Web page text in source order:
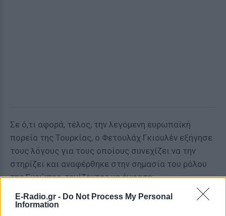
E-Radio.gr - Do Not Process My Personal
Information
Σε ό,τι αφορά, τέλος, την λεγόμενη ευρωπαϊκή
πορεία της Τουρκίας, ο Φετουλάχ Γκιουλέν εξήγησε
τους λόγους για τους οποίους συνεχίζει να την
στηρίζει και αναφέρθηκε στην σημασία του ρόλου
της Ευρώπης, τονίζοντας με έμφαση:
«Στήριξα επί πολύ καιρό το αίτημα της Άγκυρας να